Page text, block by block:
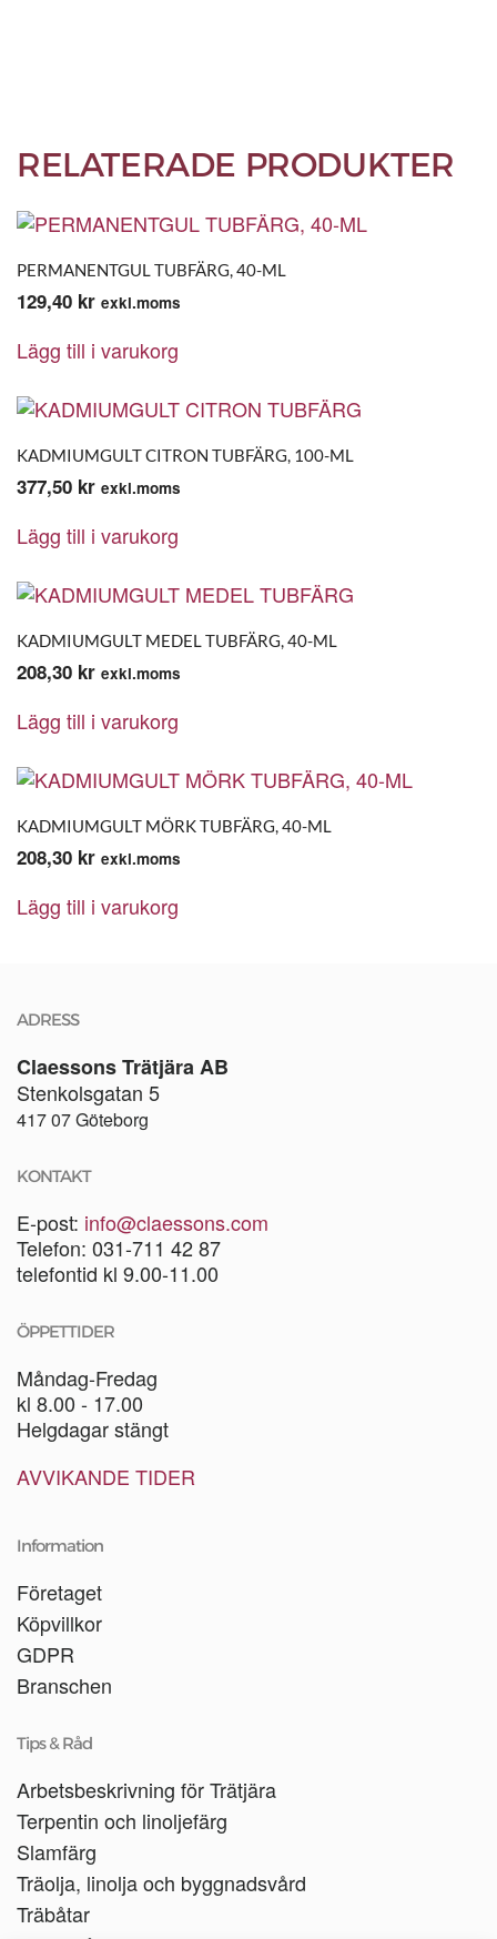
RELATERADE PRODUKTER
PERMANENTGUL TUBFÄRG, 40-ML
129,40 kr exkl.moms
Lägg till i varukorg
KADMIUMGULT CITRON TUBFÄRG, 100-ML
377,50 kr exkl.moms
Lägg till i varukorg
KADMIUMGULT MEDEL TUBFÄRG, 40-ML
208,30 kr exkl.moms
Lägg till i varukorg
KADMIUMGULT MÖRK TUBFÄRG, 40-ML
208,30 kr exkl.moms
Lägg till i varukorg
ADRESS
Claessons Trätjära AB
Stenkolsgatan 5
417 07 Göteborg
KONTAKT
E-post: info@claessons.com
Telefon: 031-711 42 87
telefontid kl 9.00-11.00
ÖPPETTIDER
Måndag-Fredag
kl 8.00 - 17.00
Helgdagar stängt
AVVIKANDE TIDER
Information
Företaget
Köpvillkor
GDPR
Branschen
Tips & Råd
Arbetsbeskrivning för Trätjära
Terpentin och linoljefärg
Slamfärg
Träolja, linolja och byggnadsvård
Träbåtar